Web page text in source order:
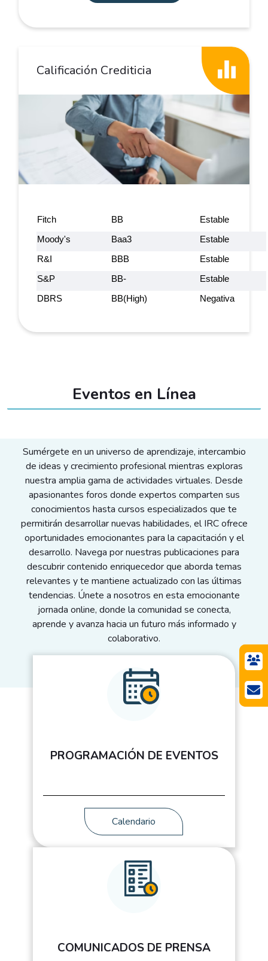
Calificación Crediticia
Fitch BB
Estable
Moody's
Baa3
Estable
R&I
BBB
Estable
S&P
BB-
Estable
DBRS
BB(High) Negativa
Eventos en Línea
Sumérgete en un universo de aprendizaje, intercambio
de ideas y crecimiento profesional mientras exploras
nuestra amplia gama de actividades virtuales. Desde
apasionantes foros donde expertos comparten sus
conocimientos hasta cursos especializados que te
permitirán desarrollar nuevas habilidades, el IRC ofrece
oportunidades emocionantes para la capacitación y el
desarrollo. Navega por nuestras publicaciones para
descubrir contenido enriquecedor que aborda temas
relevantes y te mantiene actualizado con las últimas
tendencias. Únete a nosotros en esta emocionante
jornada online, donde la comunidad se conecta,
aprende y avanza hacia un futuro más informado y
colaborativo.
PROGRAMACIÓN DE EVENTOS
Calendario
COMUNICADOS DE PRENSA